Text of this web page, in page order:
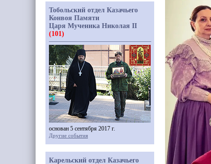
Тобольский отдел Казачьего
Конвоя Памяти
Царя Мученика Николая II
(101)
основан 5 сентября 2017 г.
Другие события
Карельский отдел Казачьего